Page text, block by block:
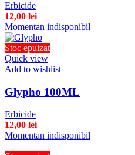
Erbicide
12,00 lei
Momentan indisponibil
Stoc epuizat
Quick view
Add to wishlist
Glypho 100ML
Erbicide
12,00 lei
Momentan indisponibil